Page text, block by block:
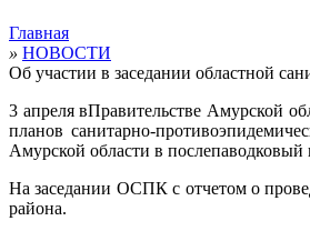
Главная
» НОВОСТИ
Об участии в заседании областной
3 апреля вПравительстве Амурской
планов санитарно-
Амурской области в послепаводковый
На заседании ОСПК с отчетом о
района.